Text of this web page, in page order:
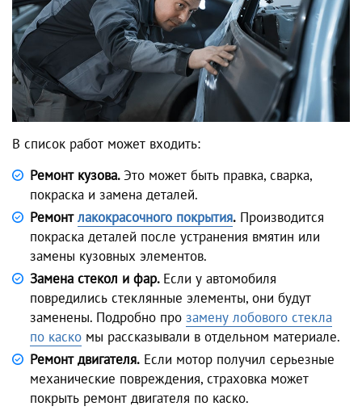
В список работ может входить:
Ремонт кузова. Это может быть правка, сварка,
покраска и замена деталей.
Ремонтлакокрасочного покрытия. Производится
покраска деталей после устранения вмятин или
замены кузовных элементов.
Замена стекол и фар. Если у автомобиля
повредились стеклянные элементы, они будут
заменены. Подробно про замену лобового стекла
по каско мы рассказывали в отдельном материале.
Ремонт двигателя. Если мотор получил серьезные
механические повреждения, страховка может
покрыть ремонт двигателя по каско.